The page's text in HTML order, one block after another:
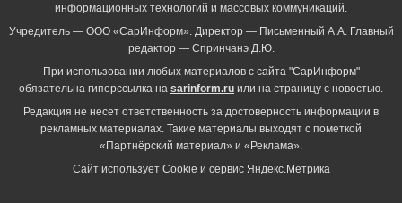
информационных технологий и массовых коммуникаций.
Учредитель — ООО «СарИнформ». Директор — Письменный А.А. Главный
редактор — Спринчанэ Д.Ю.
При использовании любых материалов с сайта "СарИнформ"
обязательна гиперссылка на sarinform.ru или на страницу с новостью.
Редакция не несет ответственность за достоверность информации в
рекламных материалах. Такие материалы выходят с пометкой
«Партнёрский материал» и «Реклама».
Сайт использует Cookie и сервиc Яндекс.Метрика